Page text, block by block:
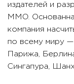
издателей и
MMO.
компания
по всему миру
Парижа,
Сингапура,